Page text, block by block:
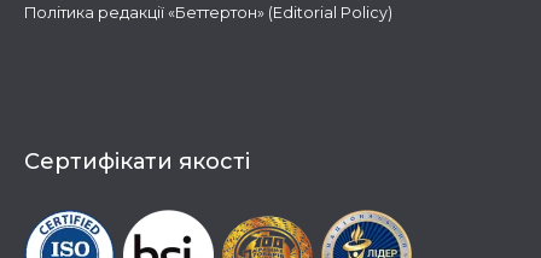
Політика редакції «Беттертон» (Editorial Policy)
Сертифікати якості